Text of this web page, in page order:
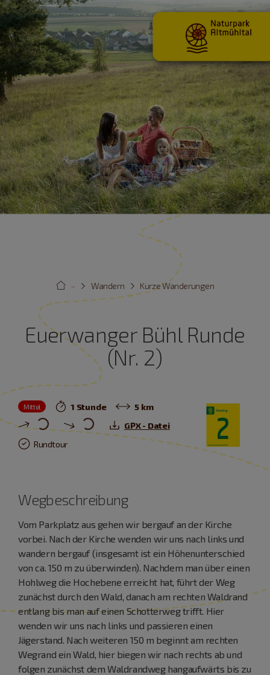
Kurze Wanderungen
Wandern
···
Euerwanger Bühl Runde
(Nr. 2)
Mittel 1 Stunde
5 km
GPX - Datei
Rundtour
Wegbeschreibung
Vom Parkplatz aus gehen wir bergauf an der Kirche
vorbei. Nach der Kirche wenden wir uns nach links und
wandern bergauf (insgesamt ist ein Höhenunterschied
von ca. 150 m zu überwinden). Nachdem man über einen
Hohlweg die Hochebene erreicht hat, führt der Weg
zunächst durch den Wald, danach am rechten Waldrand
entlang bis man auf einen Schotterweg trifft. Hier
wenden wir uns nach links und passieren einen
Jägerstand. Nach weiteren 150 m beginnt am rechten
Wegrand ein Wald, hier biegen wir nach rechts ab und
folgen zunächst dem Waldrandweg hangaufwärts bis zu